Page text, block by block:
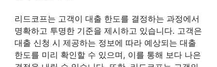
리드코프는 고객이 대출 한도를 결정하는 과정에서
명확하고 투명한 기준을 제시하고 있습니다. 고객은
대출 신청 시 제공하는 정보에 따라 예상되는 대출
한도를 미리 확인할 수 있으며, 이를 통해 보다 나은